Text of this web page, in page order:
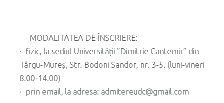
MODALITATEA DE ÎNSCRIERE:
· fizic, la sediul Universității ”Dimitrie Cantemir” din
Târgu-Mureș, Str. Bodoni Sandor, nr. 3-5. (luni-vineri
8.00-14.00)
· prin email, la adresa: admitereudc@gmail.com